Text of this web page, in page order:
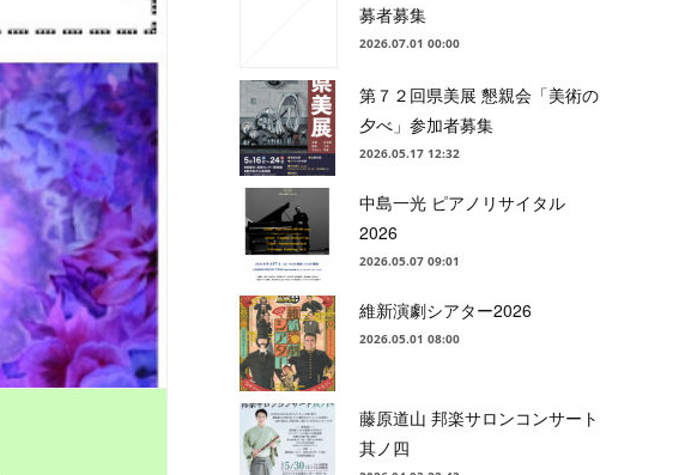
募者募集
2026.07.01 00:00
第７２回県美展 懇親会「美術の
夕べ」参加者募集
2026.05.17 12:32
中島一光 ピアノリサイタル
2026
2026.05.07 09:01
維新演劇シアター2026
2026.05.01 08:00
藤原道山 邦楽サロンコンサート
其ノ四